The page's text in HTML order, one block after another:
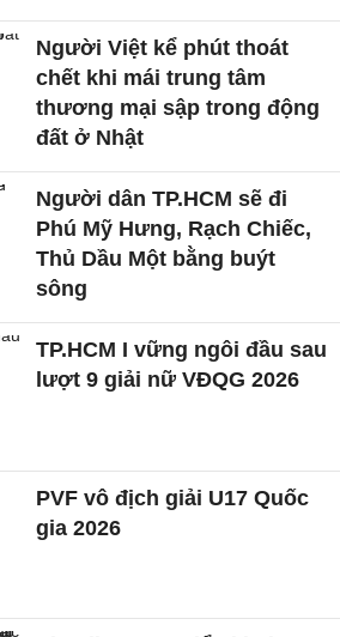
Người Việt kể phút thoát
chết khi mái trung tâm
thương mại sập trong động
đất ở Nhật
Người dân TP.HCM sẽ đi
Phú Mỹ Hưng, Rạch Chiếc,
Thủ Dầu Một bằng buýt
sông
TP.HCM I vững ngôi đầu sau
lượt 9 giải nữ VĐQG 2026
PVF vô địch giải U17 Quốc
gia 2026